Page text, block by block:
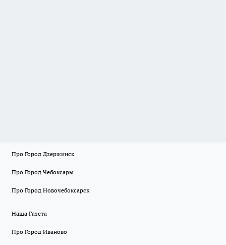
Про Город Дзержинск
Про Город Чебоксары
Про Город Новочебоксарск
Наша Газета
Про Город Иваново